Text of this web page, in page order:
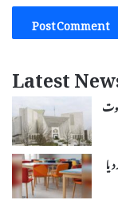
Latest